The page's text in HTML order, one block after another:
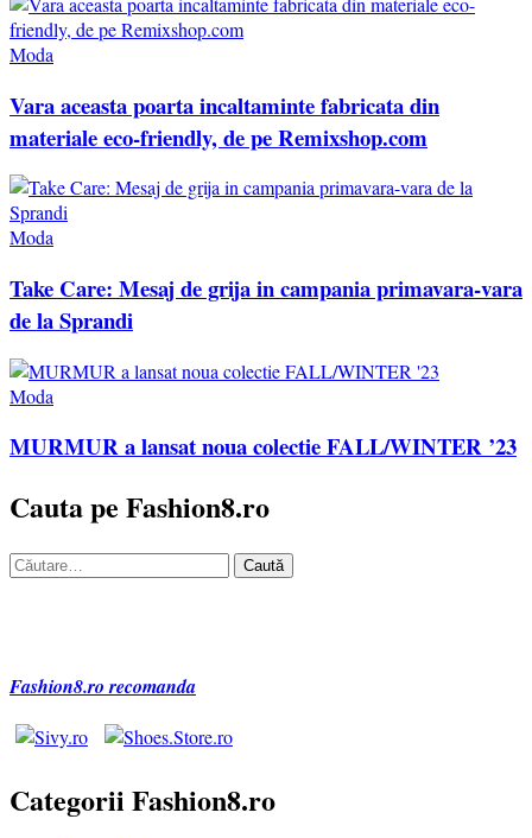
Moda
Vara aceasta poarta incaltaminte fabricata din
materiale eco-friendly, de pe Remixshop.com
Moda
Take Care: Mesaj de grija in campania primavara-vara
de la Sprandi
Moda
MURMUR a lansat noua colectie FALL/WINTER ’23
Cauta pe Fashion8.ro
Caută
Fashion8.ro recomanda
Categorii Fashion8.ro